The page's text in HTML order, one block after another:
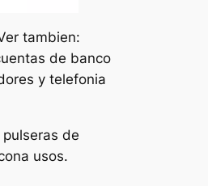
tambien:
de banco
y telefonia
de
usos.